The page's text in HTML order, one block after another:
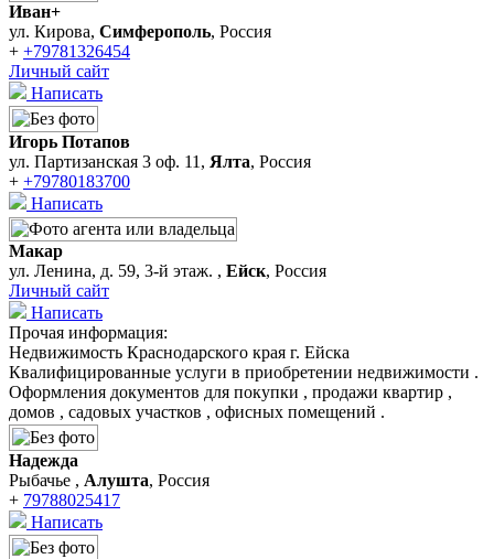
Иван+
ул. Кирова, Симферополь, Россия
+ +79781326454
Личный сайт
Написать
Игорь Потапов
ул. Партизанская 3 оф. 11, Ялта, Россия
+ +79780183700
Написать
Макар
ул. Ленина, д. 59, 3-й этаж. , Ейск, Россия
Личный сайт
Написать
Прочая информация:
Недвижимость Краснодарского края г. Ейска
Квалифицированные услуги в приобретении недвижимости .
Оформления документов для покупки , продажи квартир ,
домов , садовых участков , офисных помещений .
Надежда
Рыбачье , Алушта, Россия
+ 79788025417
Написать